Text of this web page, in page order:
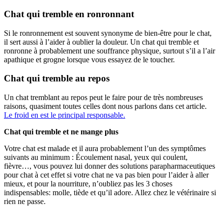
Chat qui tremble en ronronnant
Si le ronronnement est souvent synonyme de bien-être pour le chat,
il sert aussi à l’aider à oublier la douleur. Un chat qui tremble et
ronronne à probablement une souffrance physique, surtout s’il a l’air
apathique et grogne lorsque vous essayez de le toucher.
Chat qui tremble au repos
Un chat tremblant au repos peut le faire pour de très nombreuses
raisons, quasiment toutes celles dont nous parlons dans cet article.
Le froid en est le principal responsable.
Chat qui tremble et ne mange plus
Votre chat est malade et il aura probablement l’un des symptômes
suivants au minimum : Écoulement nasal, yeux qui coulent,
fièvre…, vous pouvez lui donner des solutions parapharmaceutiques
pour chat à cet effet si votre chat ne va pas bien pour l’aider à aller
mieux, et pour la nourriture, n’oubliez pas les 3 choses
indispensables: molle, tiède et qu’il adore. Allez chez le vétérinaire si
rien ne passe.